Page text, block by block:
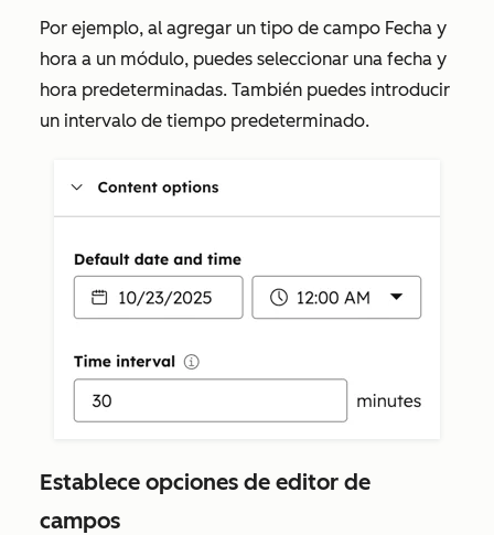
Por ejemplo, al agregar un tipo de campo Fecha y
hora a un módulo, puedes seleccionar una fecha y
hora predeterminadas. También puedes introducir
un intervalo de tiempo predeterminado.
Establece opciones de editor de
campos